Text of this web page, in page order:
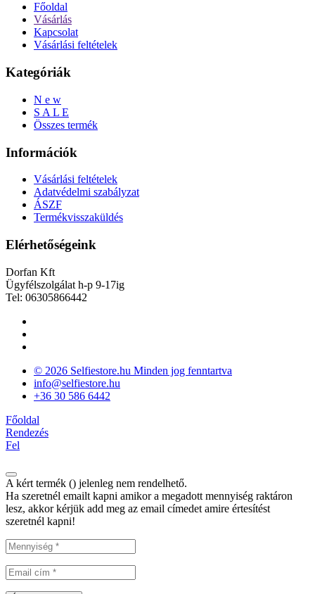
Főoldal
Vásárlás
Kapcsolat
Vásárlási feltételek
Kategóriák
N e w
S A L E
Összes termék
Információk
Vásárlási feltételek
Adatvédelmi szabályzat
ÁSZF
Termékvisszaküldés
Elérhetőségeink
Dorfan Kft
Ügyfélszolgálat h-p 9-17ig
Tel: 06305866442
© 2026 Selfiestore.hu Minden jog fenntartva
info@selfiestore.hu
+36 30 586 6442
Főoldal
Rendezés
Fel
A kért termék () jelenleg nem rendelhető.
Ha szeretnél emailt kapni amikor a megadott mennyiség raktáron
lesz, akkor kérjük add meg az email címedet amire értesítést
szeretnél kapni!